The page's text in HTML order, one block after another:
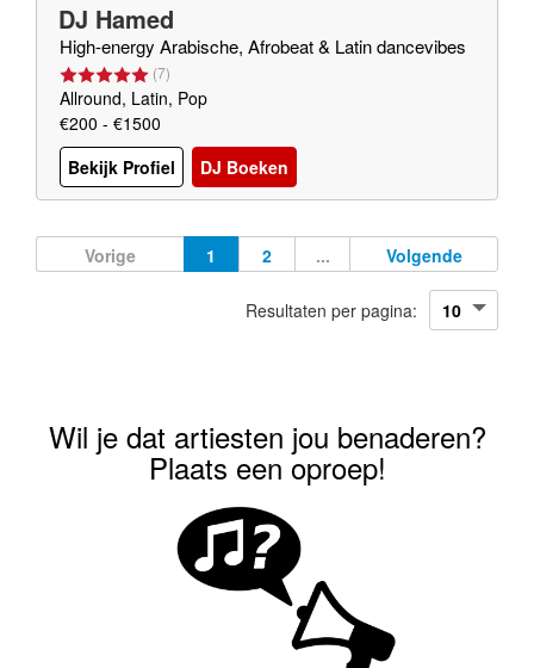
DJ Hamed
High-energy Arabische, Afrobeat & Latin dancevibes
(7)
Allround, Latin, Pop
€200 - €1500
Bekijk Profiel
DJ Boeken
Vorige 1 2 ... Volgende
Resultaten per pagina:
Wil je dat artiesten jou benaderen?
Plaats een oproep!